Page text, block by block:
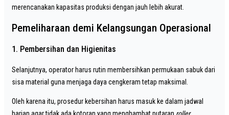
merencanakan kapasitas produksi dengan jauh lebih akurat.
Pemeliharaan demi Kelangsungan Operasional
1. Pembersihan dan Higienitas
Selanjutnya, operator harus rutin membersihkan permukaan sabuk dari
sisa material guna menjaga daya cengkeram tetap maksimal.
Oleh karena itu, prosedur kebersihan harus masuk ke dalam jadwal